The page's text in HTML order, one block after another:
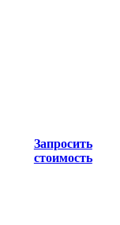
Запросить
стоимость